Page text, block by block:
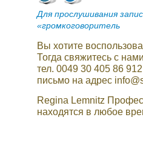
Для прослушивания
«громкоговоритель
Вы хотите
Тогда свяжитесь с
тел. 0049 30 405 86
письмо на адрес
Regina Lemnitz
находятся в любое